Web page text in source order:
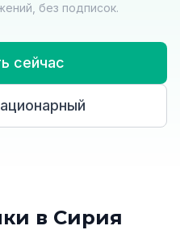
без подписок.
сейчас
в Сирия